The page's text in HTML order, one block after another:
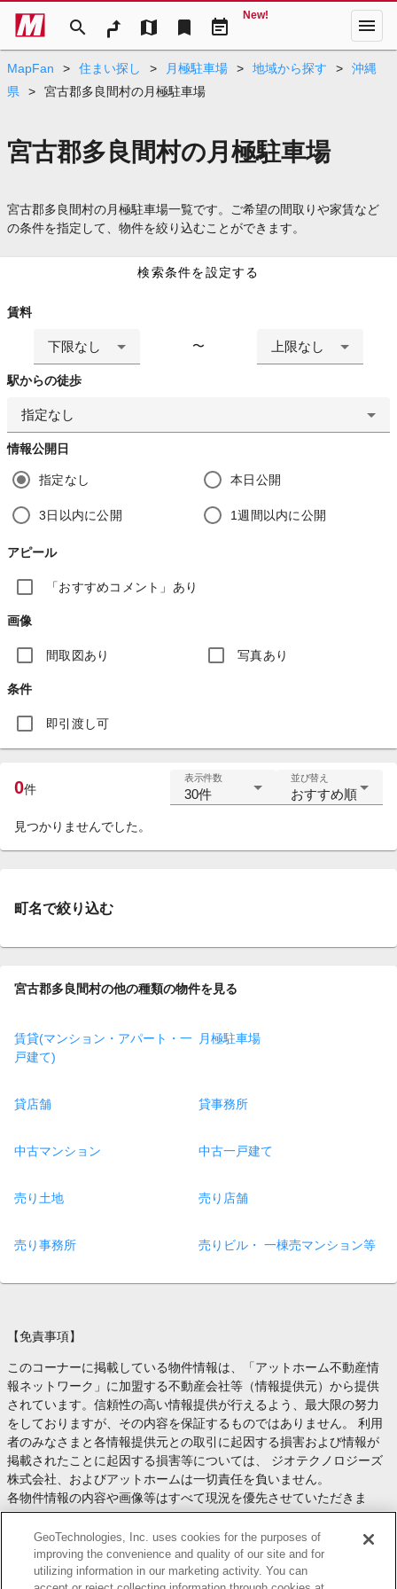
search map bookmark event_note
New! menu
MapFan > 住まい探し > 月極駐車場 > 地域から探す >
沖縄
県
> 宮古郡多良間村の月極駐車場
宮古郡多良間村の月極駐車場
宮古郡多良間村の月極駐車場一覧です。ご希望の間取りや家賃など
の条件を指定して、物件を絞り込むことができます。
検索条件を設定する
賃料
下限なし 〜 上限なし
駅からの徒歩
指定なし
情報公開日
指定なし 本日公開
3日以内に公開 1週間以内に公開
アピール
「おすすめコメント」あり
画像
間取図あり 写真あり
条件
即引渡し可
0件
表示件数
30件
並び替え
おすすめ順
見つかりませんでした。
町名で絞り込む
宮古郡多良間村の他の種類の物件を見る
賃貸(マンション・アパート・一
戸建て)
月極駐車場
貸店舗 貸事務所
中古マンション 中古一戸建て
売り土地 売り店舗
売り事務所 売りビル・ 一棟売マンション等
【免責事項】
このコーナーに掲載している物件情報は、「アットホーム不動産情
報ネットワーク」に加盟する不動産会社等（情報提供元）から提供
されています。信頼性の高い情報提供が行えるよう、最大限の努力
をしておりますが、その内容を保証するものではありません。 利用
者のみなさまと各情報提供元との取引に起因する損害および情報が
掲載されたことに起因する損害等については、 ジオテクノロジーズ
株式会社、およびアットホームは一切責任を負いません。
各物件情報の内容や画像等はすべて現況を優先させていただきま
す。
お取引等（お取引の準備、資金調達等を含みます）の際には、内容
や契約条件等について、 各情報提供元より十分な説明を受け、ご自
身でご確認の上、判断してください。
GeoTechnologies, Inc. uses cookies for the purposes of
improving the convenience and quality of our site and for
utilizing information in our marketing activity. You can